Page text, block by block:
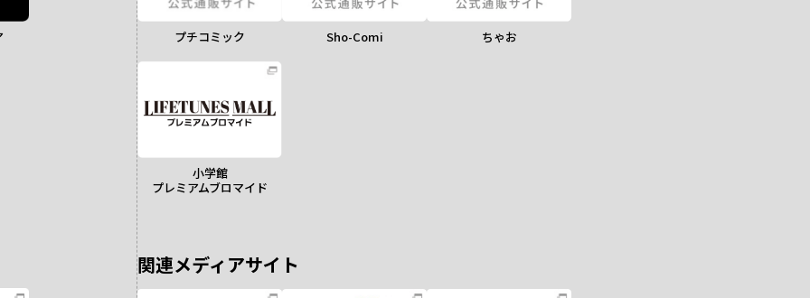
プチコミック Sho-Comi ちゃお
小学館
プレミアムブロマイド
関連メディアサイト